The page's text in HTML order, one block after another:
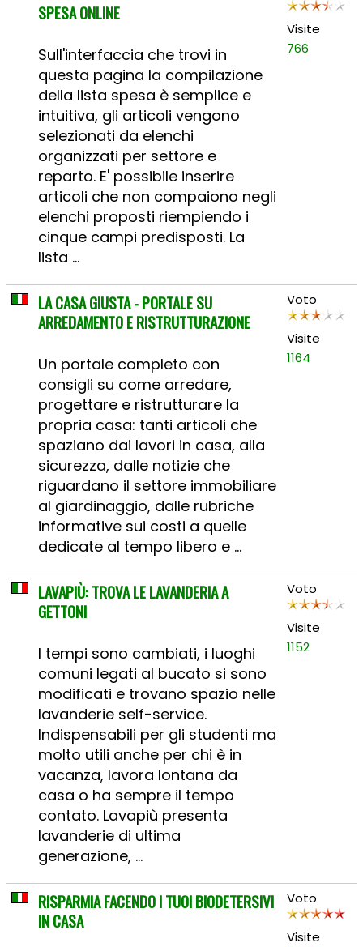
SPESA ONLINE
Sull'interfaccia che trovi in
questa pagina la compilazione
della lista spesa è semplice e
intuitiva, gli articoli vengono
selezionati da elenchi
organizzati per settore e
reparto. E' possibile inserire
articoli che non compaiono negli
elenchi proposti riempiendo i
cinque campi predisposti. La
lista ...
Visite
766
LA CASA GIUSTA - PORTALE SU
ARREDAMENTO E RISTRUTTURAZIONE
Un portale completo con
consigli su come arredare,
progettare e ristrutturare la
propria casa: tanti articoli che
spaziano dai lavori in casa, alla
sicurezza, dalle notizie che
riguardano il settore immobiliare
al giardinaggio, dalle rubriche
informative sui costi a quelle
dedicate al tempo libero e ...
Voto
Visite
1164
LAVAPIÙ: TROVA LE LAVANDERIA A
GETTONI
I tempi sono cambiati, i luoghi
comuni legati al bucato si sono
modificati e trovano spazio nelle
lavanderie self-service.
Indispensabili per gli studenti ma
molto utili anche per chi è in
vacanza, lavora lontana da
casa o ha sempre il tempo
contato. Lavapiù presenta
lavanderie di ultima
generazione, ...
Voto
Visite
1152
RISPARMIA FACENDO I TUOI BIODETERSIVI
IN CASA
Voto
Visite